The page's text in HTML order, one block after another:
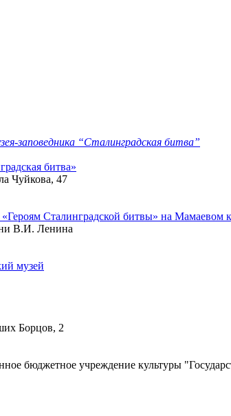
заповедника “Сталинградская битва”
битва»
Чуйкова, 47
Сталинградской битвы» на Мамаевом
В.И. Ленина
музей
Борцов, 2
бюджетное учреждение культуры